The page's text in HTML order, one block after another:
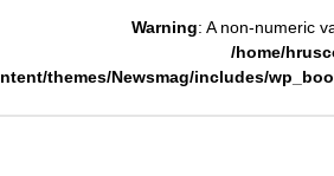
Warning: A non-numeric
/home/
themes/Newsmag/includes/